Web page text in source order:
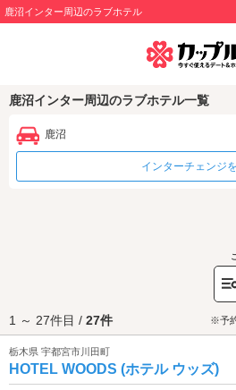
鹿沼インター周辺のラブホテル
鹿沼インター周辺のラブホテル一覧
鹿沼
インターチェンジ
1 ～ 27件目 / 27件 ※予
栃木県 宇都宮市川田町
HOTEL WOODS (ホテル ウッズ)